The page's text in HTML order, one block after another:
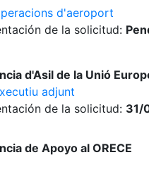
d'aeroport
de la solicitud:
d'Asil de la Unió
adjunt
de la solicitud: 31/
de Apoyo al ORECE